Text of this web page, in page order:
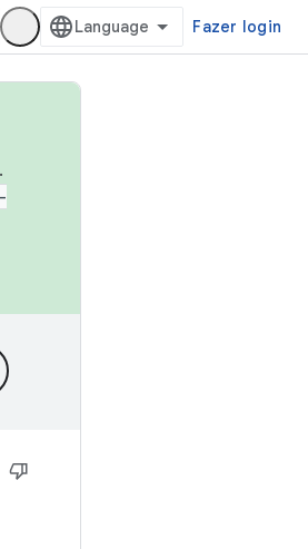
Fazer login